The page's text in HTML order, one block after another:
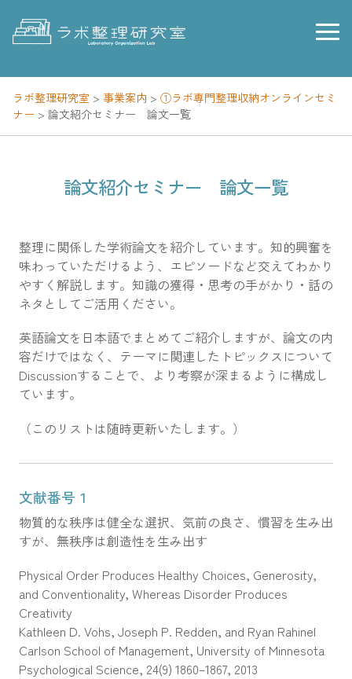
content
ラボ整理研究室 > 事業案内 > ①ラボ専門整理収納オンラインセミ
ナー > 論文紹介セミナー 論文一覧
論文紹介セミナー 論文一覧
整理に関係した学術論文を紹介しています。知的興奮を
味わっていただけるよう、エピソードなど交えてわかり
やすく解説します。知識の獲得・思考の手がかり・話の
ネタとしてご活用ください。
英語論文を日本語でまとめてご紹介しますが、論文の内
容だけではなく、テーマに関連したトピックスについて
Discussionすることで、より考察が深まるように構成し
ています。
（このリストは随時更新いたします。）
文献番号１
物質的な秩序は健全な選択、気前の良さ、慣習を生み出
すが、無秩序は創造性を生み出す
Physical Order Produces Healthy Choices, Generosity,
and Conventionality, Whereas Disorder Produces
Creativity
Kathleen D. Vohs, Joseph P. Redden, and Ryan Rahinel
Carlson School of Management, University of Minnesota
Psychological Science, 24(9) 1860–1867, 2013